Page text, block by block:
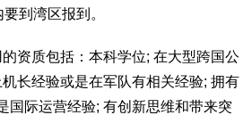
到湾区报到。
资质包括：本科学位; 在大型跨国公
长经验或是在军队有相关经验; 拥有
国际运营经验; 有创新思维和带来突